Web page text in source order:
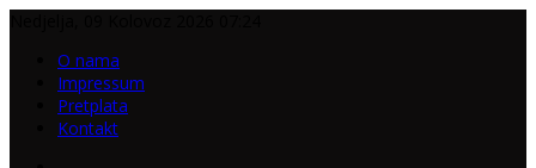
O nama
Impressum
Pretplata
Kontakt